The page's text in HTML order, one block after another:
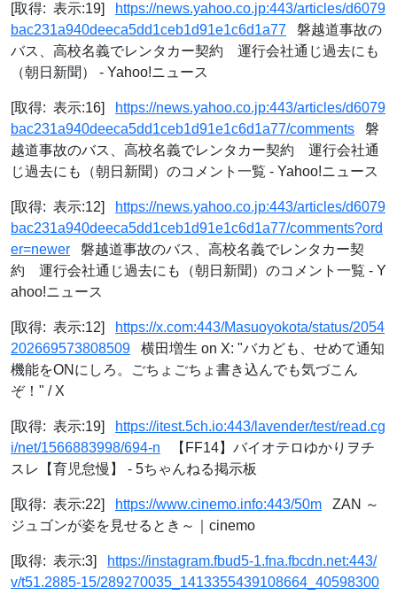
[取得: 表示:19]
https://news.yahoo.co.jp:443/articles/d6079
bac231a940deeca5dd1ceb1d91e1c6d1a77 磐越道事故の
バス、高校名義でレンタカー契約 運行会社通じ過去にも
（朝日新聞） - Yahoo!ニュース
[取得: 表示:16]
https://news.yahoo.co.jp:443/articles/d6079
bac231a940deeca5dd1ceb1d91e1c6d1a77/comments 磐
越道事故のバス、高校名義でレンタカー契約 運行会社通
じ過去にも（朝日新聞）のコメント一覧 - Yahoo!ニュース
[取得: 表示:12]
https://news.yahoo.co.jp:443/articles/d6079
bac231a940deeca5dd1ceb1d91e1c6d1a77/comments?ord
er=newer 磐越道事故のバス、高校名義でレンタカー契
約 運行会社通じ過去にも（朝日新聞）のコメント一覧 - Y
ahoo!ニュース
[取得: 表示:12]
https://x.com:443/Masuoyokota/status/2054
202669573808509 横田増生 on X: "バカども、せめて通知
機能をONにしろ。ごちょごちょ書き込んでも気づこん
ぞ！" / X
[取得: 表示:19]
https://itest.5ch.io:443/lavender/test/read.cg
i/net/1566883998/694-n 【FF14】バイオテロゆかりヲチ
スレ【育児怠慢】 - 5ちゃんねる掲示板
[取得: 表示:22] https://www.cinemo.info:443/50m ZAN ～
ジュゴンが姿を見せるとき～｜cinemo
[取得: 表示:3]
https://instagram.fbud5-1.fna.fbcdn.net:443/
v/t51.2885-15/289270035_1413355439108664_40598300